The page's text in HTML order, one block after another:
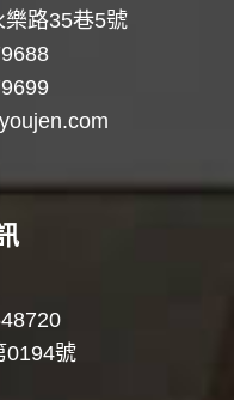
路35巷5號
0194號